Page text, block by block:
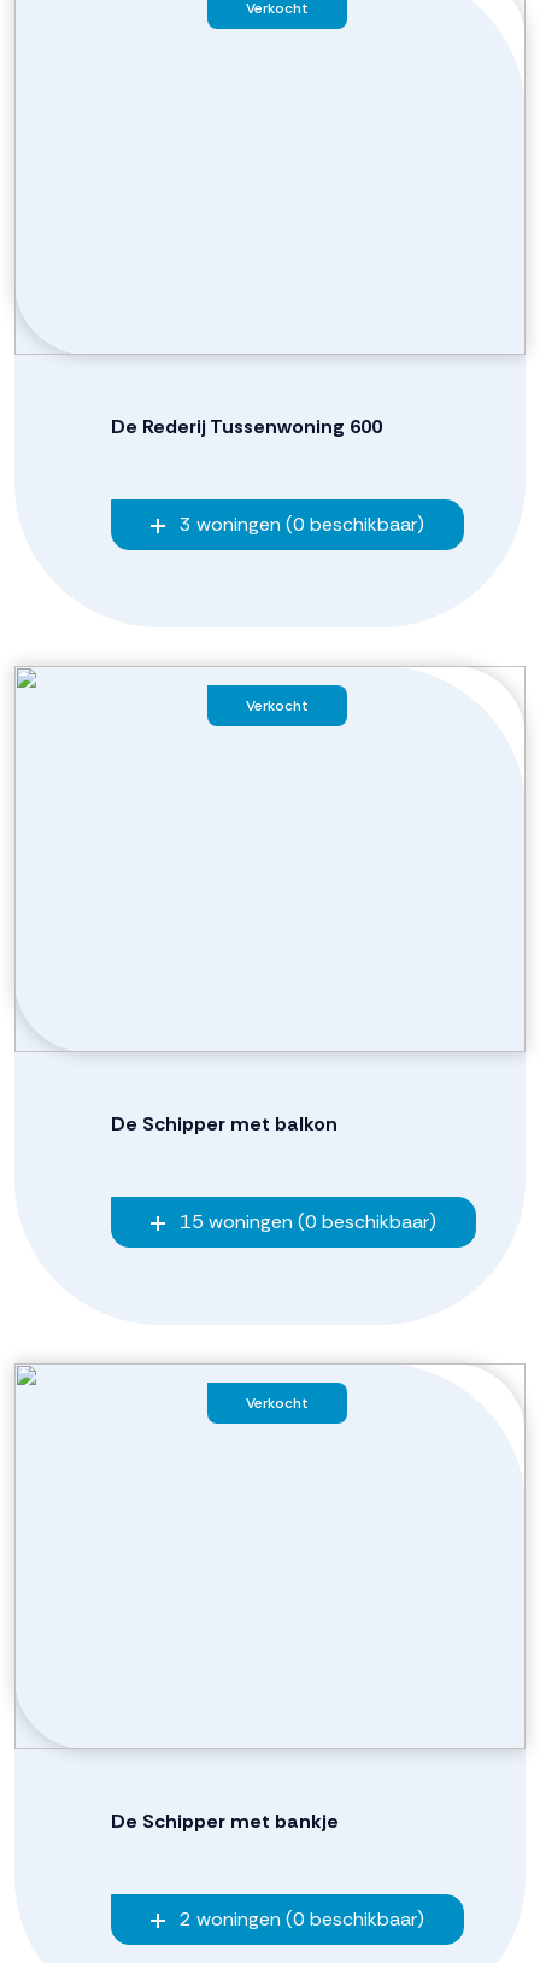
Verkocht
De Rederij Tussenwoning 600
3 woningen (0 beschikbaar)
Verkocht
De Schipper met balkon
15 woningen (0 beschikbaar)
Verkocht
De Schipper met bankje
2 woningen (0 beschikbaar)